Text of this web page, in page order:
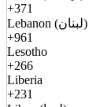
+371
Lebanon (لبنان)
+961
Lesotho
+266
Liberia
+231